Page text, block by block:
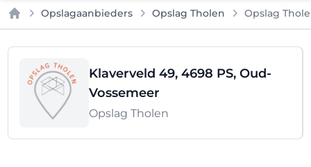
Home
Opslagaanbieders Opslag Tholen Opslag
Klaverveld 49, 4698 PS, Oud-
Vossemeer
Opslag Tholen